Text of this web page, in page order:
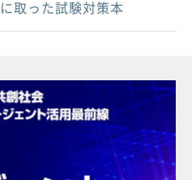
取った試験対策本